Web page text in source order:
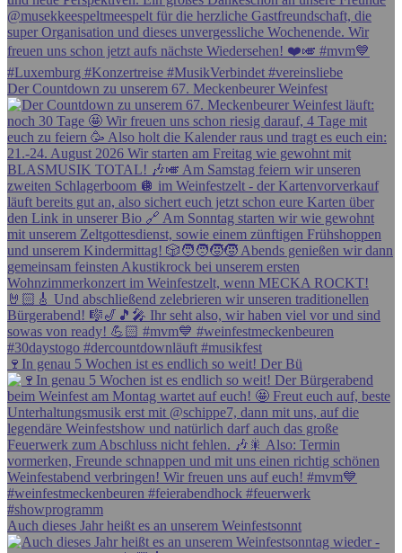
Der Countdown zu unserem 67. Meckenbeurer Weinfest
🍷In genau 5 Wochen ist es endlich so weit! Der Bü
Auch dieses Jahr heißt es an unserem Weinfestsonnt